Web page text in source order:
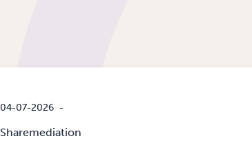
04-07-2026 -
Sharemediation